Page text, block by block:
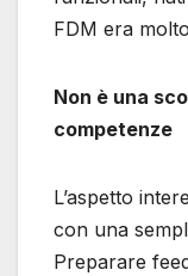
FDM era
Non è una
competenze
L’aspetto
con una
Preparare